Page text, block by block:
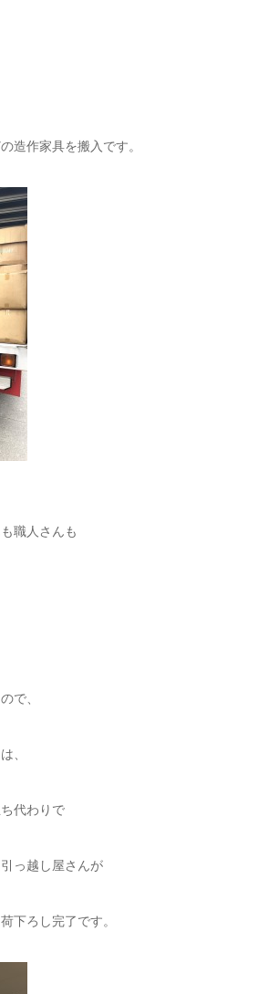
造作家具を搬入です。
職人さんも
で、
、
代わりで
っ越し屋さんが
下ろし完了です。